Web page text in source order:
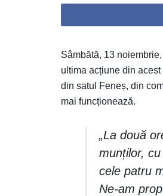
Sâmbătă, 13
ultima acțiune din
din satul Feneș, din
mai funcționează.
„La două
munților,
cele patru
Ne-am